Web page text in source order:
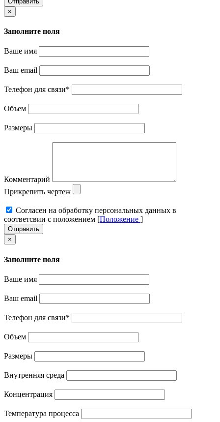
×
Заполните поля
Ваше имя
Ваш email
Телефон для связи*
Объем
Размеры
Комментарий
Прикрепить чертеж
Cогласен на обработку персональных данных в
соответсвии с положением [Положение ]
Отправить
×
Заполните поля
Ваше имя
Ваш email
Телефон для связи*
Объем
Размеры
Внутренняя среда
Концентрация
Температура процесса